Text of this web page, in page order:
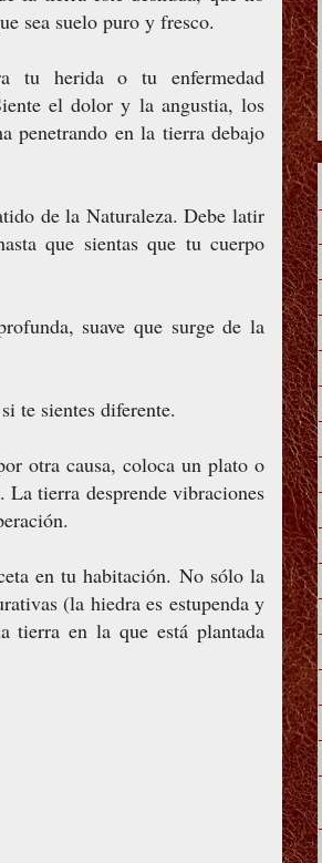
sea suelo puro y fresco.
tu herida o tu enfermedad
el dolor y la angustia, los
penetrando en la tierra debajo
de la Naturaleza. Debe latir
que sientas que tu cuerpo
suave que surge de la
te sientes diferente.
otra causa, coloca un plato o
tierra desprende vibraciones
en tu habitación. No sólo la
(la hiedra es estupenda y
tierra en la que está plantada